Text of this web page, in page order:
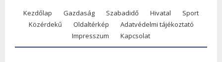
Kezdőlap Gazdaság Szabadidő Hivatal
Sport
Közérdekű
Oldaltérkép
Adatvédelmi tájékoztató
Impresszum
Kapcsolat